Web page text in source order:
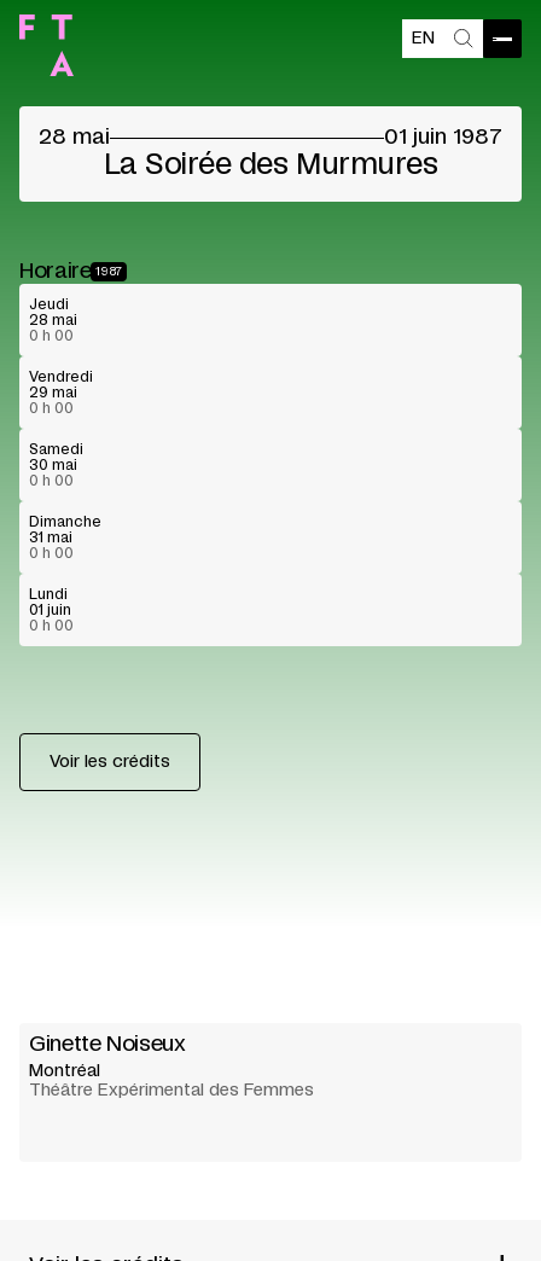
EN
©
28 mai 01 juin 1987
La Soirée des Murmures
Voir les crédits
Ginette Noiseux
Montréal
Théâtre Expérimental des Femmes
Horaire 1987
Jeudi
28 mai
0 h 00
Vendredi
29 mai
0 h 00
Samedi
30 mai
0 h 00
Dimanche
31 mai
0 h 00
Lundi
01 juin
0 h 00